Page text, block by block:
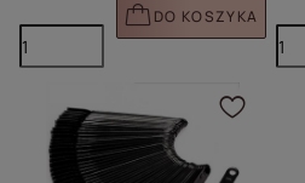
DO KOSZYKA